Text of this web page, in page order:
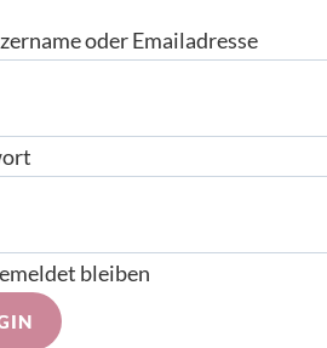
oder Emailadresse
bleiben